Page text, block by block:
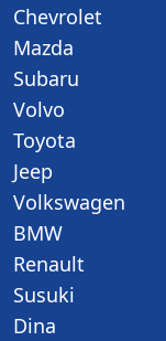
Chevrolet
Mazda
Subaru
Volvo
Toyota
Jeep
Volkswagen
BMW
Renault
Susuki
Dina